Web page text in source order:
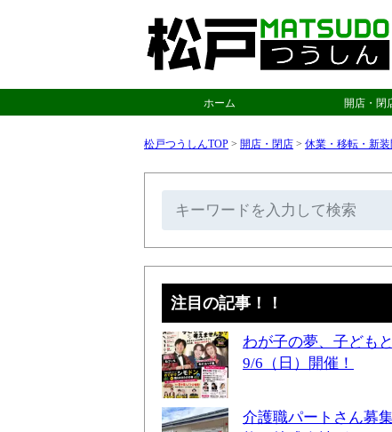
ホーム 開店・閉
松戸つうしんTOP > 開店・閉店 > 休業・移転・新
注目の記事！！
わが子の夢、子ども
9/6（日）開催！
介護職パートさん募